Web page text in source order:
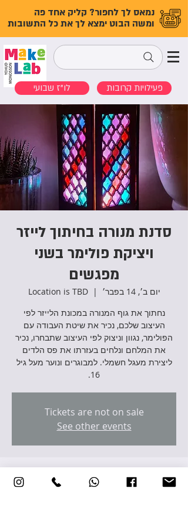
נמאס לך לחפור? קליק אחד פה
ומשה הבוט ימצא לך את כל התשובות
לו"ז שבועי פעילויות קרובות
סדנת מנורה בחיתוך לייזר
ויציקת פולימר בשני
מפגשים
יום ב׳, 14 בפבר׳
  |
Location is TBD
נחתוך את גוף המנורה במכונת הלייזר לפי
העיצוב שלכם, נכיר את שיטת העבודה עם
הפולימר, נגוון וניצוק לפי העיצוב שתבחרו, נכיר
את המלחם ונלחים בעזרתו את פס הלדים
ליצירת מעגל חשמלי. למבוגרים ונוער מעל גיל
16.
Tickets are not on sale
See other events
זמן ומיקום